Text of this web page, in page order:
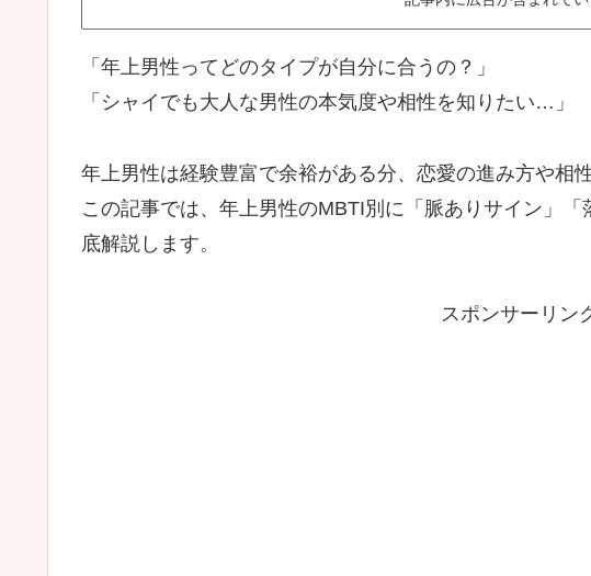
「年上男性ってどのタイプが自分に合うの？」
「シャイでも大人な男性の本気度や相性を知りたい…」
年上男性は経験豊富で余裕がある分、恋愛の進み方や相
この記事では、年上男性のMBTI別に「脈ありサイン」
底解説します。
スポンサーリン